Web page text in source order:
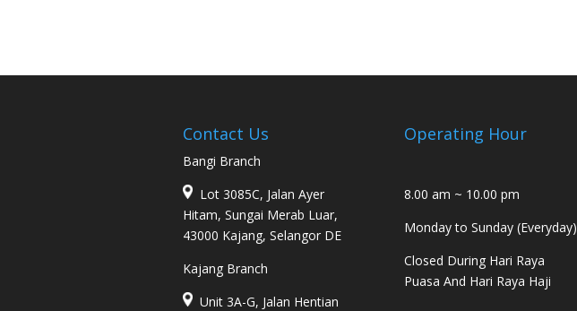
Contact Us
Bangi Branch
Lot 3085C, Jalan Ayer
Hitam, Sungai Merab Luar,
43000 Kajang, Selangor DE
Kajang Branch
Unit 3A-G, Jalan Hentian
Operating Hour
8.00 am ~ 10.00 pm
Monday to Sunday (Everyday)
Closed During Hari Raya
Puasa And Hari Raya Haji